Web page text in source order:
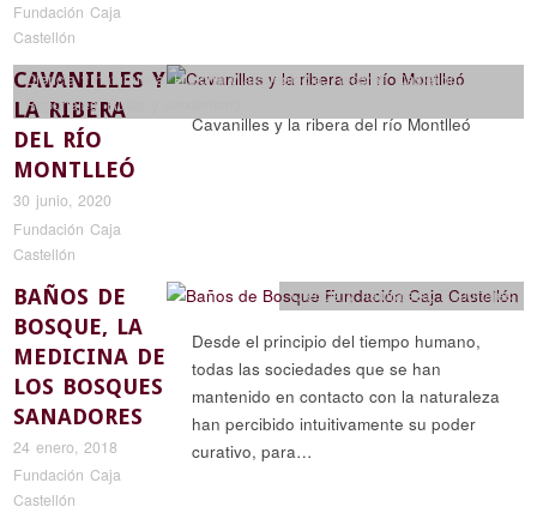
Fundación Caja
Castellón
CAVANILLES Y
LA RIBERA
DEL RÍO
MONTLLEÓ
30 junio, 2020
Fundación Caja
Castellón
Ciencia y naturaleza,Historia y arqueología,Recorrer Castellón,
Reportajes,Rutas y senderismo
Cavanilles y la ribera del río Montlleó
BAÑOS DE
BOSQUE, LA
MEDICINA DE
LOS BOSQUES
SANADORES
24 enero, 2018
Fundación Caja
Castellón
Ciencia y naturaleza,Reportajes
Desde el principio del tiempo humano,
todas las sociedades que se han
mantenido en contacto con la naturaleza
han percibido intuitivamente su poder
curativo, para…